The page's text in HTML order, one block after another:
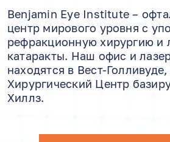
Benjamin Eye Institute –
центр мирового уровня с
рефракционную хирургию и
катаракты. Наш офис и
находятся в Вест-
Хирургический Центр
Хиллз.